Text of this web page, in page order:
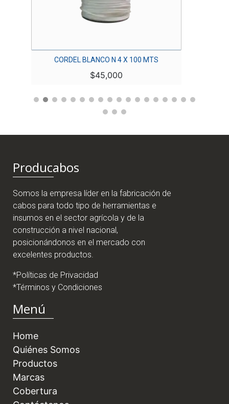
CORDEL BLANCO N 4 X 100 MTS
$45,000
Producabos
Somos la empresa líder en la fabricación de
cabos para todo tipo de herramientas e
insumos en el sector agrícola y de la
construcción a nivel nacional,
posicionándonos en el mercado con
excelentes productos.
*Políticas de Privacidad
*Términos y Condiciones
Menú
Home
Quiénes Somos
Productos
Marcas
Cobertura